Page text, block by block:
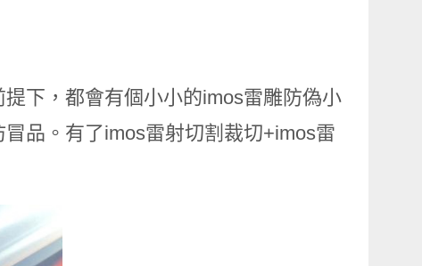
下，都會有個小小的imos雷雕防偽小
品。有了imos雷射切割裁切+imos雷